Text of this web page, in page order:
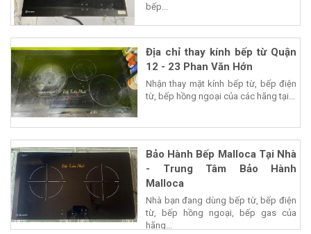
bếp...
Địa chỉ thay kính bếp từ Quận
12 - 23 Phan Văn Hớn
Nhận thay mặt kính bếp từ, bếp điện
từ, bếp hồng ngoại của các hãng tại...
Bảo Hành Bếp Malloca Tại Nhà
- Trung Tâm Bảo Hành
Malloca
Nhà bạn đang dùng bếp từ, bếp điện
từ, bếp hồng ngoại, bếp gas của
hãng...